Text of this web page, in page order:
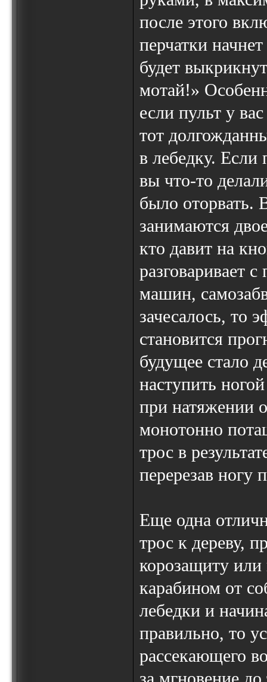
после этого
перчатки
будет
мотай!»
если пульт у
тот
в лебедку. Если
вы что-то
было оторвать.
занимаются
кто давит на
разговаривает
машин,
зачесалось, то
становится
будущее стало
наступить
при натяжении
монотонно
трос в
перерезав ногу
Еще одна
трос к дереву,
корозащиту
карабином от
лебедки и
правильно, то
рассекающего